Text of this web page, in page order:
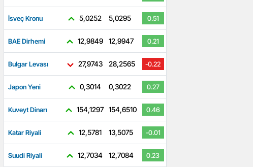
İsveç Kronu 5,0252 5,0295 0.51
BAE Dirhemi 12,9849 12,9947 0.21
Bulgar Levası 27,9743 28,2565 -0.22
Japon Yeni 0,3014 0,3022 0.27
Kuveyt Dinarı 154,1297 154,6510 0.46
Katar Riyali 12,5781 13,5075 -0.01
Suudi Riyali 12,7034 12,7084 0.23